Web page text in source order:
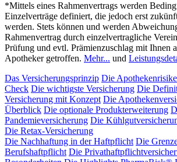
*Mittels eines Rahmenvertrags werden
Einzelverträge definiert, die jedoch erst
werden. Stets können und werden
Rahmenvertrag durch einzelvertragliche
Prüfung und evtl. Prämienzuschlag mit Ihnen
Apotheker getroffen. Mehr... und
Das Versicherungsprinzip Die
Check Die wichtigste Versicherung Die
Versicherung mit Konzept Die
Überblick Die optionale Produkterweiterung
Pandemieversicherung Die
Die Retax-Versicherung
Die Nachhaftung in der Haftpflicht Die
Berufshaftpflicht Die